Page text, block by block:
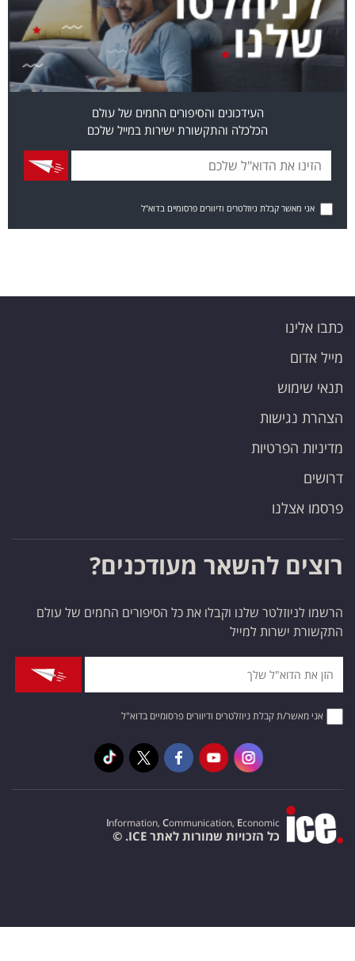
העידכונים והסיפורים החמים של עולם
הכלכלה והתקשורת ישירות במייל שלכם
אני מאשר קבלת ניוזלטרים ודיוורים פרסומיים בדוא"ל
כתבו אלינו
מייל אדום
תנאי שימוש
הצהרת נגישות
מדיניות הפרטיות
דרושים
פרסמו אצלנו
רוצים להשאר מעודכנים?
הרשמו לניוזלטר שלנו וקבלו את כל הסיפורים החמים של עולם
התקשורת ישרות למייל
אני מאשר/ת קבלת ניוזלטרים ודיוורים פרסומיים בדוא"ל
Information, Communication, Economic
כל הזכויות שמורות לאתר ICE. ©